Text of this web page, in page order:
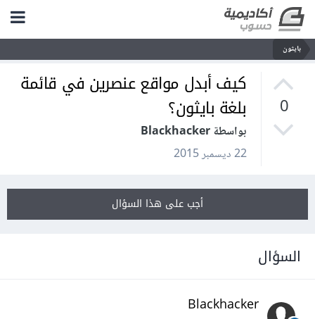
بايثون
0
كيف أبدل مواقع عنصرين في قائمة
بلغة بايثون؟
بواسطة Blackhacker
22 ديسمبر 2015
أجب على هذا السؤال
السؤال
Blackhacker